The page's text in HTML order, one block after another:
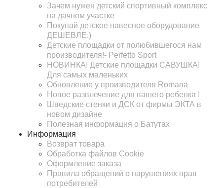
Зачем нужен детский спортивный комплекс
на дачном участке
Покупай детское навесное оборудование
ДЕШЕВЛЕ:)
Детские площадки от полюбившегося нам
производителя!- Perfetto Sport
НОВИНКА! Детские площадки САВУШКА!
Для самых маленьких
Обновление у производителя Romana
Новое развлечение для вашего ребенка !
Шведские стенки и ДСК от фирмы ЭКТА в
новом дизайне
Полезная информация о Батутах
Информация
Возврат товара
Обработка файлов Cookie
Оформление заказа
Правила обращений о нарушениях прав
потребителей